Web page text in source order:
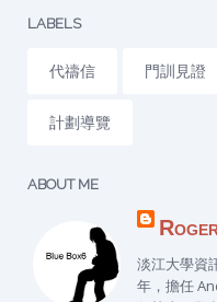
LABELS
代禱信 門訓見證
計劃導覽
ABOUT ME
淡江大學資
年，擔任